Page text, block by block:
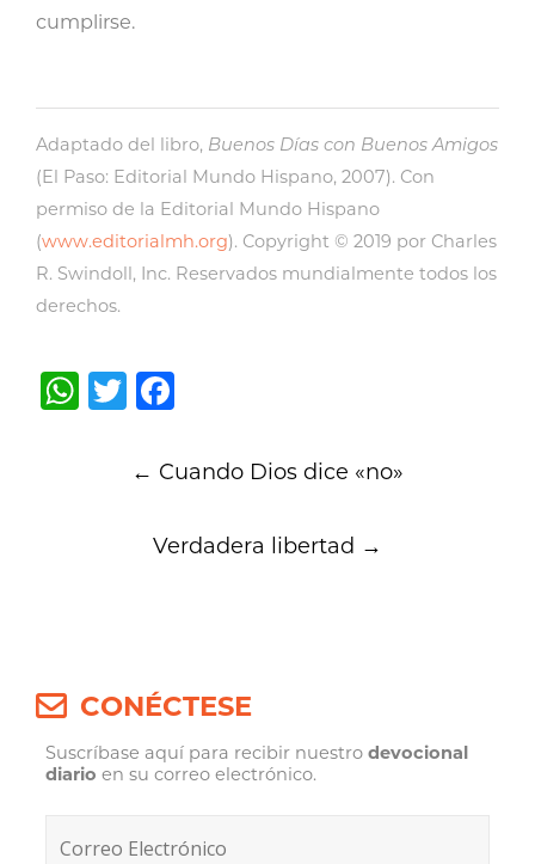
cumplirse.
Adaptado del libro, Buenos Días con Buenos Amigos
(El Paso: Editorial Mundo Hispano, 2007). Con
permiso de la Editorial Mundo Hispano
(www.editorialmh.org). Copyright © 2019 por Charles
R. Swindoll, Inc. Reservados mundialmente todos los
derechos.
WhatsApp
Twitter
navigation
← Cuando Dios dice «no»
Verdadera libertad →
CONÉCTESE
Suscríbase aquí para recibir nuestrodevocional
diario en su correo electrónico.